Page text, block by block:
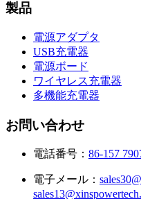
製品
電源アダプタ
USB充電器
電源ボード
ワイヤレス充電器
多機能充電器
お問い合わせ
電話番号： 86-157
電子メール：